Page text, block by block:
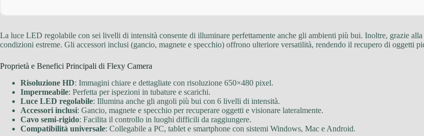
La luce LED regolabile con sei livelli di intensità consente di illuminare perfettamente anche gli ambienti più bui. Inoltre, grazie
condizioni estreme. Gli accessori inclusi (gancio, magnete e specchio) offrono ulteriore versatilità, rendendo il recupero di oggetti
Proprietà e Benefici Principali di Flexy Camera
Risoluzione HD: Immagini chiare e dettagliate con risoluzione 650×480 pixel.
Impermeabile: Perfetta per ispezioni in tubature e scarichi.
Luce LED regolabile: Illumina anche gli angoli più bui con 6 livelli di intensità.
Accessori inclusi: Gancio, magnete e specchio per recuperare oggetti e visionare lateralmente.
Cavo semi-rigido: Facilita il controllo in luoghi difficili da raggiungere.
Compatibilità universale: Collegabile a PC, tablet e smartphone con sistemi Windows, Mac e Android.